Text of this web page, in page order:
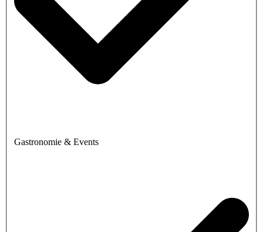
Gastronomie & Events